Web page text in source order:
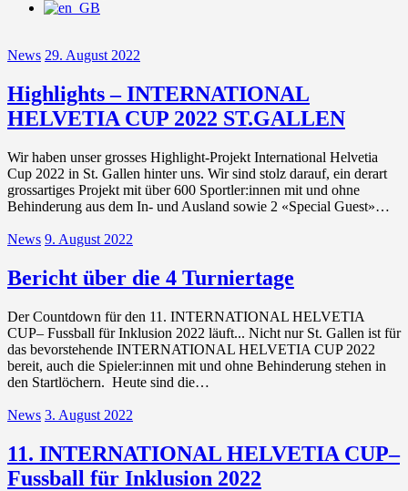
News 29. August 2022
Highlights – INTERNATIONAL
HELVETIA CUP 2022 ST.GALLEN
Wir haben unser grosses Highlight-Projekt International Helvetia
Cup 2022 in St. Gallen hinter uns. Wir sind stolz darauf, ein derart
grossartiges Projekt mit über 600 Sportler:innen mit und ohne
Behinderung aus dem In- und Ausland sowie 2 «Special Guest»…
News 9. August 2022
Bericht über die 4 Turniertage
Der Countdown für den 11. INTERNATIONAL HELVETIA
CUP– Fussball für Inklusion 2022 läuft... Nicht nur St. Gallen ist für
das bevorstehende INTERNATIONAL HELVETIA CUP 2022
bereit, auch die Spieler:innen mit und ohne Behinderung stehen in
den Startlöchern. Heute sind die…
News 3. August 2022
11. INTERNATIONAL HELVETIA CUP–
Fussball für Inklusion 2022